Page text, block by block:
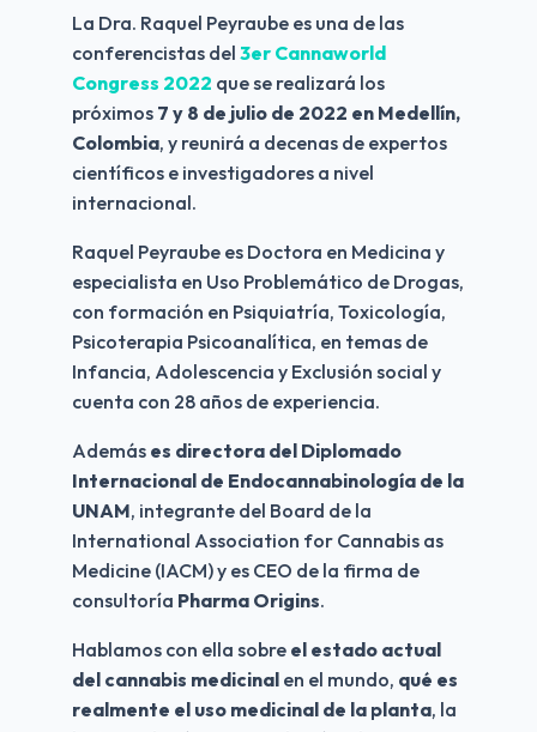
La Dra. Raquel Peyraube es una de las
conferencistas del 3er Cannaworld
Congress 2022 que se realizará los
próximos 7 y 8 de julio de 2022 en Medellín,
Colombia, y reunirá a decenas de expertos
científicos e investigadores a nivel
internacional.
Raquel Peyraube es Doctora en Medicina y
especialista en Uso Problemático de Drogas,
con formación en Psiquiatría, Toxicología,
Psicoterapia Psicoanalítica, en temas de
Infancia, Adolescencia y Exclusión social y
cuenta con 28 años de experiencia.
Además es directora del Diplomado
Internacional de Endocannabinología de la
UNAM, integrante del Board de la
International Association for Cannabis as
Medicine (IACM) y es CEO de la firma de
consultoría Pharma Origins.
Hablamos con ella sobre el estado actual
del cannabis medicinal en el mundo, qué es
realmente el uso medicinal de la planta, la